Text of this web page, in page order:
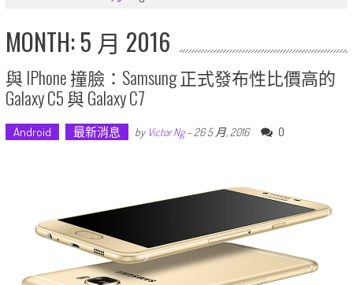
MONTH: 5 月 2016
與 IPhone 撞臉：Samsung 正式發布性比價高的
Galaxy C5 與 Galaxy C7
Android 最新消息 by Victor Ng- 26 5 月, 2016 0